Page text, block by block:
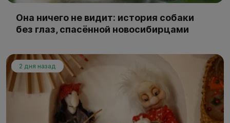
Она ничего не видит: история собаки
без глаз, спасённой новосибирцами
2 дня назад